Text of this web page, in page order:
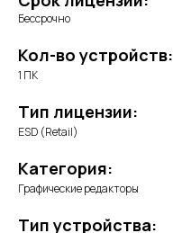
Бессрочно
Кол-во устройств:
1 ПК
Тип лицензии:
ESD (Retail)
Категория:
Графические редакторы
Тип устройства: